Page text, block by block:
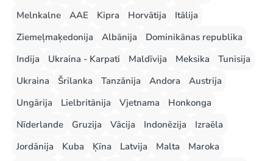
Melnkalne
AAE Kipra Horvātija
Itālija
Ziemeļmaķedonija
Albānija
Dominikānas republika
Indija
Ukraina - Karpati Maldīvija Meksika
Tunisija
Ukraina
Šrilanka Tanzānija Andora
Austrija
Ungārija
Lielbritānija Vjetnama
Honkonga
Nīderlande
Gruzija Vācija Indonēzija
Izraēla
Jordānija
Kuba Ķīna Latvija Malta
Maroka